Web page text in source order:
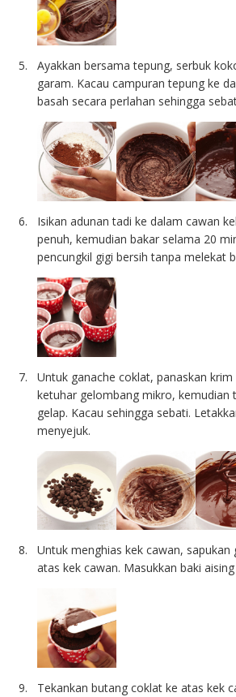
Ayakkan bersama tepung, serbuk
garam. Kacau campuran tepung ke
basah secara perlahan sehingga
Isikan adunan tadi ke dalam cawan
penuh, kemudian bakar selama 20
pencungkil gigi bersih tanpa melekat
Untuk ganache coklat, panaskan
ketuhar gelombang mikro, kemudian
gelap. Kacau sehingga sebati.
menyejuk.
Untuk menghias kek cawan, sapukan
atas kek cawan. Masukkan baki
Tekankan butang coklat ke atas kek